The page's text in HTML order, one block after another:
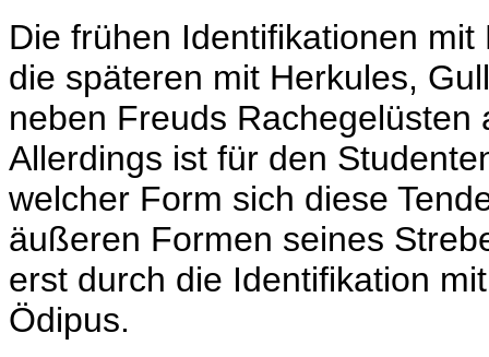
Die frühen Identifikationen
die späteren mit Herkules,
neben Freuds
Allerdings ist für den
welcher Form sich diese
äußeren Formen seines
erst durch die Identifikation
Ödipus.